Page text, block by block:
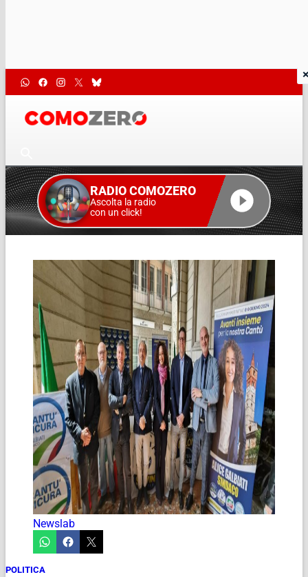
RADIO COMOZERO
Ascolta la radio
con un click!
Newslab
POLITICA